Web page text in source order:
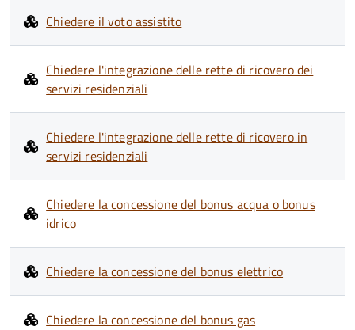
Chiedere il voto assistito
Chiedere l'integrazione delle rette di ricovero dei
servizi residenziali
Chiedere l'integrazione delle rette di ricovero in
servizi residenziali
Chiedere la concessione del bonus acqua o bonus
idrico
Chiedere la concessione del bonus elettrico
Chiedere la concessione del bonus gas